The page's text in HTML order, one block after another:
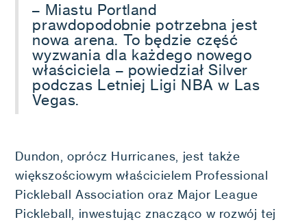
– Miastu Portland
prawdopodobnie potrzebna jest
nowa arena. To będzie część
wyzwania dla każdego nowego
właściciela – powiedział Silver
podczas Letniej Ligi NBA w Las
Vegas.
Dundon, oprócz Hurricanes, jest także
większościowym właścicielem Professional
Pickleball Association oraz Major League
Pickleball, inwestując znacząco w rozwój tej